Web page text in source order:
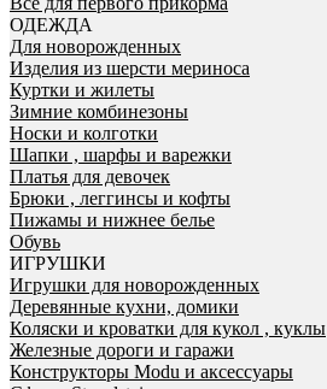
ОДЕЖДА
Для новорожденных
Изделия из шерсти мериноса
Куртки и жилеты
Зимние комбинезоны
Носки и колготки
Шапки , шарфы и варежки
Платья для девочек
Брюки , леггинсы и кофты
Пижамы и нижнее белье
Обувь
ИГРУШКИ
Игрушки для новорожденных
Деревянные кухни, домики
Коляски и кроватки для кукол , куклы
Железные дороги и гаражи
Конструкторы Modu и аксессуары